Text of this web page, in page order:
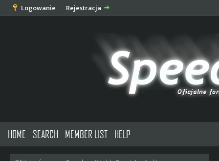
Logowanie Rejestracja
HOME SEARCH MEMBER LIST HELP